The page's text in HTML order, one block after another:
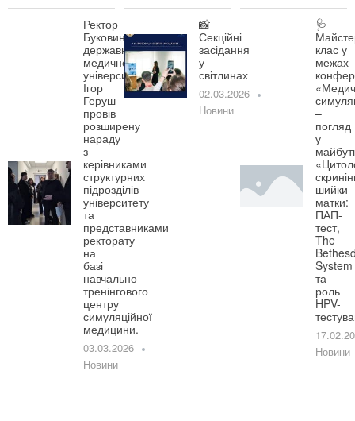
Ректор
Буковинського
державного
медичного
університету
Ігор
Геруш
провів
розширену
нараду
з
керівниками
структурних
підрозділів
університету
та
представниками
ректорату
на
базі
навчально-
тренінгового
центру
симуляційної
медицини.
03.03.2026
Новини
📸
Секційні
засідання
у
світлинах
02.03.2026
Новини
🩺
клас у
межах
–
погляд
у
шийки
матки:
ПАП-
тест,
The
System
та
роль
HPV-
Новини